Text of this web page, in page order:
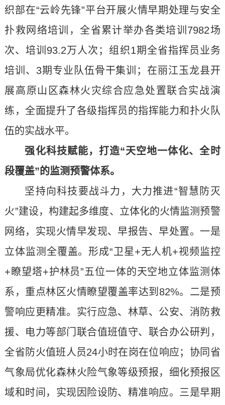
织部在“云岭先锋”平台开展火情早期处理与安全
扑救网络培训，全省累计举办各类培训7982场
次、培训93.2万人次；组织1期全省指挥员业务
培训、3期专业队伍骨干集训；在丽江玉龙县开
展高原山区森林火灾综合应急处置联合实战演
练，全面提升了各级指挥员的指挥能力和扑火队
伍的实战水平。
强化科技赋能，打造“天空地一体化、全时
段覆盖”的监测预警体系。
坚持向科技要战斗力，大力推进“智慧防灭
火”建设，构建起多维度、立体化的火情监测预警
网络，实现火情早发现、早报告、早处置。一是
立体监测全覆盖。形成“卫星+无人机+视频监控
+瞭望塔+护林员”五位一体的天空地立体监测体
系，重点林区火情瞭望覆盖率达到82%。二是预
警响应更精准。实行应急、林草、公安、消防救
援、电力等部门联合值班值守、联合办公研判，
全省防火值班人员24小时在岗在位响应；协同省
气象局优化森林火险气象等级预报，细化预报区
域和时间，实现因险设防、精准响应。三是早期